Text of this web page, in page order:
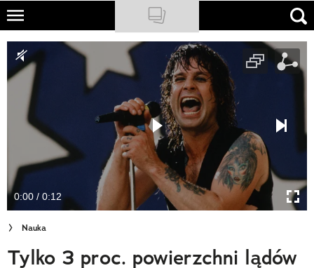
Skip
main
content
NATIONAL GEOGRAPHIC
TRAVELER
PODCASTY
Newsletter
Cuda Polski
Wielki Konkurs Fotograficzny
Trendbook Podróżniczy
0:00 / 0:12
Nauka
Tylko 3 proc. powierzchni lądów